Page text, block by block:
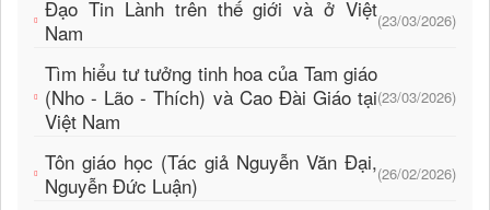
Đạo Tin Lành trên thế giới và ở Việt
Nam
(23/03/2026)
Tìm hiểu tư tưởng tinh hoa của Tam giáo
(Nho - Lão - Thích) và Cao Đài Giáo tại
Việt Nam
(23/03/2026)
Tôn giáo học (Tác giả Nguyễn Văn Đại,
Nguyễn Đức Luận)
(26/02/2026)